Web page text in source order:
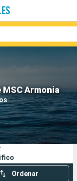
Armonia
Compañías
Ordenar